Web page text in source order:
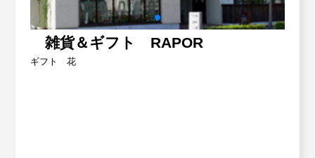
雑貨＆ギフト RAPOR
ギフト 花
設備・運転資金の相談
優良従業員表彰
Contact
お問い合わせ